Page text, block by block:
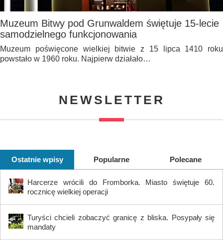
Muzeum Bitwy pod Grunwaldem świętuje 15-lecie
samodzielnego funkcjonowania
Muzeum poświęcone wielkiej bitwie z 15 lipca 1410 roku
powstało w 1960 roku. Najpierw działało…
NEWSLETTER
Ostatnie wpisy Popularne Polecane
Harcerze wrócili do Fromborka. Miasto świętuje 60.
rocznicę wielkiej operacji
Turyści chcieli zobaczyć granicę z bliska. Posypały się
mandaty